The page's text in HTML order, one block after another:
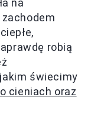
na
robią
świecimy
cieniach oraz